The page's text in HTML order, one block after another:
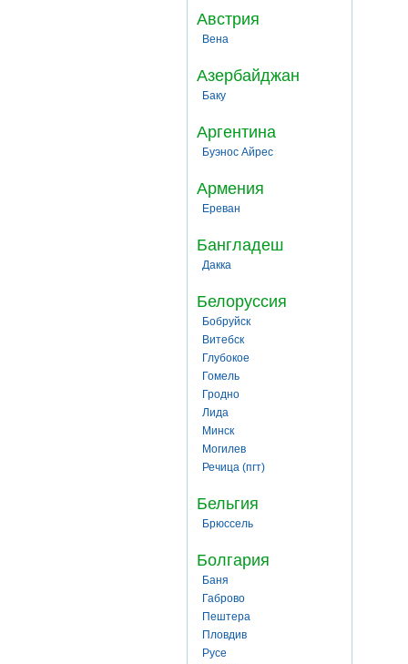
Австрия
Вена
Азербайджан
Баку
Аргентина
Буэнос Айрес
Армения
Ереван
Бангладеш
Дакка
Белоруссия
Бобруйск
Витебск
Глубокое
Гомель
Гродно
Лида
Минск
Могилев
Речица (пгт)
Бельгия
Брюссель
Болгария
Баня
Габрово
Пештера
Пловдив
Русе